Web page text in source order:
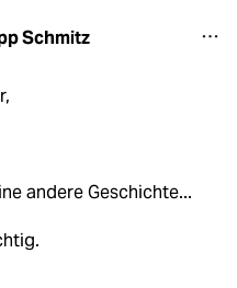
Schmitz
andere Geschichte...